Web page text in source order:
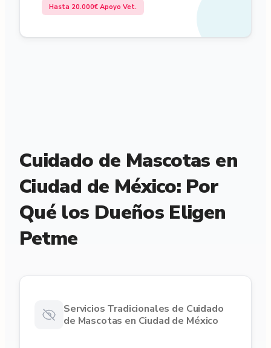
Hasta 20.000€ Apoyo Vet.
Cuidado de Mascotas en
Ciudad de México: Por
Qué los Dueños Eligen
Petme
Servicios Tradicionales de Cuidado
de Mascotas en Ciudad de México